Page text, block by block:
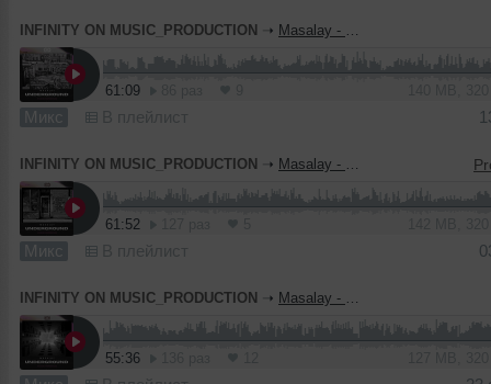
INFINITY ON MUSIC_PRODUCTION ➝ Masalay - Underground #49 ( INFINITY ON MUSIC RESIDENT MIX)
61:09
Микс В плейлист
INFINITY ON MUSIC_PRODUCTION ➝ Masalay - Underground #48 ( INFINITY ON MUSIC RESIDENT MIX)
61:52
Микс В плейлист
INFINITY ON MUSIC_PRODUCTION ➝ Masalay - Underground #47 ( INFINITY ON MUSIC)
55:36